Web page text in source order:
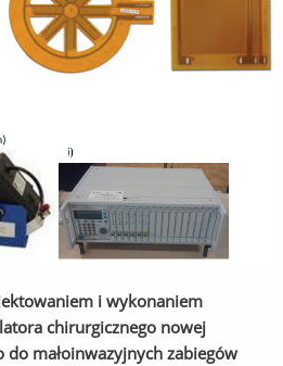
i wykonaniem
chirurgicznego nowej
do małoinwazyjnych zabiegów